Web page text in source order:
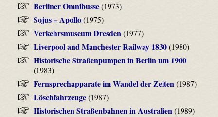
Berliner Omnibusse(1973)
Sojus – Apollo(1975)
Verkehrsmuseum Dresden(1977)
Liverpool and Manchester Railway 1830(1980)
Historische Straßenpumpen in Berlin um 1900
(1983)
Fernsprechapparate im Wandel der Zeiten(1987)
Löschfahrzeuge(1987)
Historischen Straßenbahnen in Australien(1989)